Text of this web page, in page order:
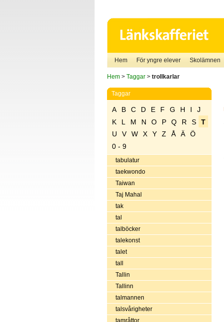
Hem För yngre elever Skolämnen
Hem> Taggar> trollkarlar
Taggar
A B C D E F G H I
J
K
L M N O P Q R S
T
U
V W X Y Z Å Ä
Ö
0 - 9
tabulatur
taekwondo
Taiwan
Taj Mahal
tak
tal
talböcker
talekonst
talet
tall
Tallin
Tallinn
talmannen
talsvårigheter
tamråttor